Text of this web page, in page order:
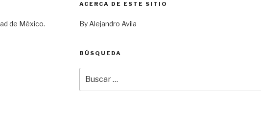
de México.
ACERCA DE ESTE SITIO
By Alejandro Avila
BÚSQUEDA
por: